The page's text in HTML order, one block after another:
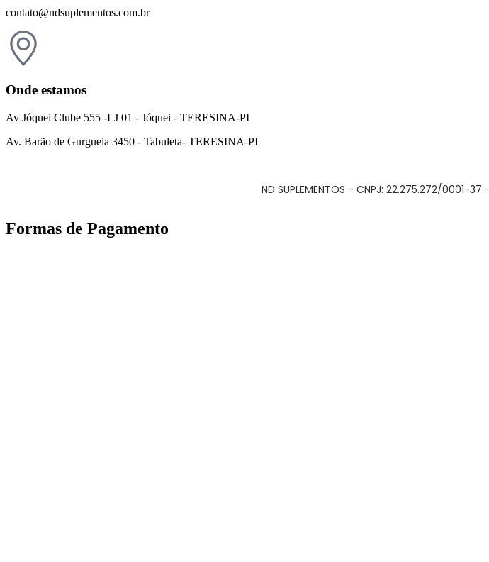
contato@ndsuplementos.com.br
Onde estamos
Av Jóquei Clube 555 -LJ 01 - Jóquei - TERESINA-PI
Av. Barão de Gurgueia 3450 - Tabuleta- TERESINA-PI
ND SUPLEMENTOS - CNPJ: 22.275.272/0001-37
Formas de Pagamento